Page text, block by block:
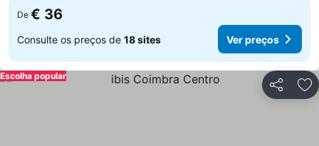
De € 36
Consulte os preços de 18 sites Ver preços
Partilhar
Escolha popular